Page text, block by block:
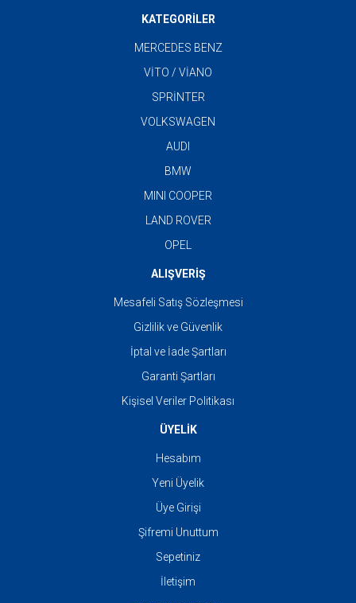
KATEGORİLER
MERCEDES BENZ
VİTO / VİANO
SPRİNTER
VOLKSWAGEN
AUDI
BMW
MINI COOPER
LAND ROVER
OPEL
ALIŞVERİŞ
Mesafeli Satış Sözleşmesi
Gizlilik ve Güvenlik
İptal ve İade Şartları
Garanti Şartları
Kişisel Veriler Politikası
ÜYELİK
Hesabım
Yeni Üyelik
Üye Girişi
Şifremi Unuttum
Sepetiniz
İletişim